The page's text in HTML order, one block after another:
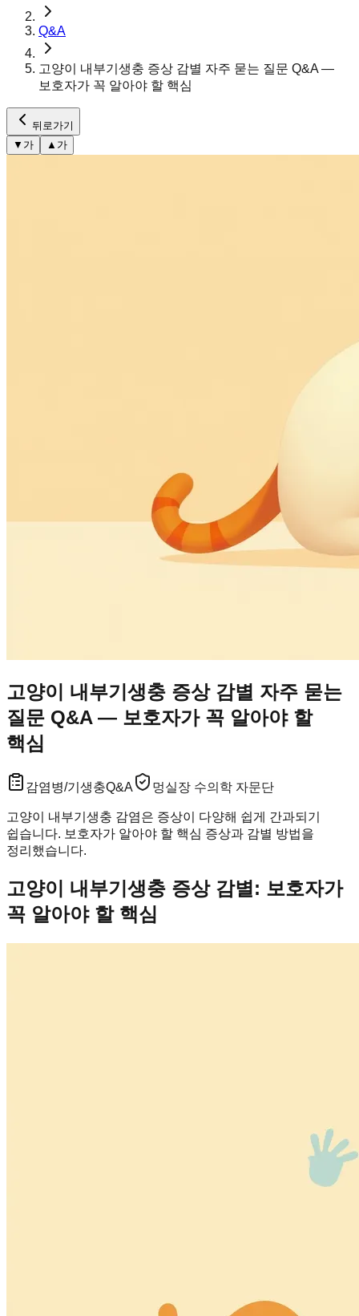
Q&A
고양이 내부기생충 증상 감별 자주 묻는 질문 Q&A —
보호자가 꼭 알아야 할 핵심
뒤로가기
▼ 가 ▲ 가
고양이 내부기생충 증상 감별 자주 묻는
질문 Q&A — 보호자가 꼭 알아야 할
핵심
감염병/기생충Q&A 멍실장 수의학 자문단
고양이 내부기생충 감염은 증상이 다양해 쉽게 간과되기
쉽습니다. 보호자가 알아야 할 핵심 증상과 감별 방법을
정리했습니다.
고양이 내부기생충 증상 감별: 보호자가
꼭 알아야 할 핵심